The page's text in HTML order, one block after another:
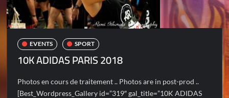
EVENTS SPORT
10K ADIDAS PARIS 2018
Photos en cours de traitement .. Photos are in post-prod ..
[Best_Wordpress_Gallery id=”319″ gal_title=”10K ADIDAS